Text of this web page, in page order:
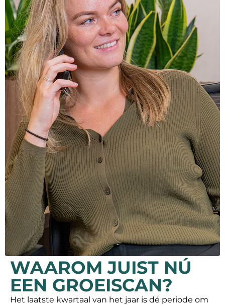
WAAROM JUIST NÚ
EEN GROEISCAN?
Het laatste kwartaal van het jaar is dé periode om